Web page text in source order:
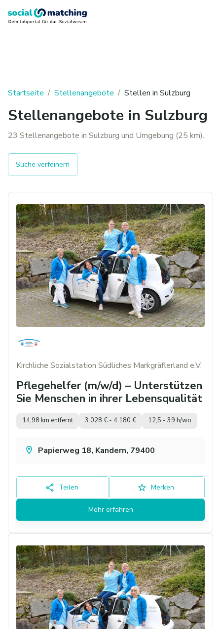
Startseite / Stellenangebote / Stellen in Sulzburg
Stellenangebote in Sulzburg
23 Stellenangebote in Sulzburg und Umgebung (25 km).
Suche verfeinern
Kirchliche Sozialstation Südliches Markgräflerland e.V.
Pflegehelfer (m/w/d) – Unterstützen
Sie Menschen in ihrer Lebensqualität
14,98 km entfernt 3.028 € - 4.180 € 12,5 - 39 h/wo
Papierweg 18, Kandern, 79400
Teilen Merken
Mehr erfahren